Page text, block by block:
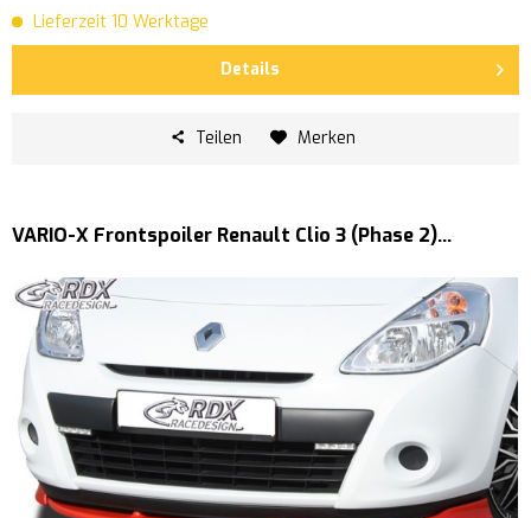
Lieferzeit 10 Werktage
Details
Teilen Merken
VARIO-X Frontspoiler Renault Clio 3 (Phase 2)...